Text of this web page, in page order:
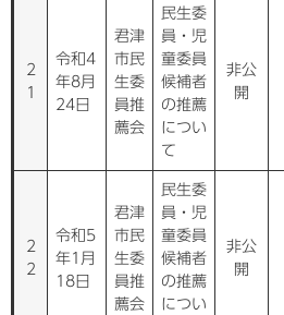
2
1
令和4
年8月
24日
君津
市民
生委
員推
薦会
民生委
員・児
童委員
候補者
の推薦
につい
て
非公
開
2
2
令和5
年1月
18日
君津
市民
生委
員推
薦会
民生委
員・児
童委員
候補者
の推薦
につい
非公
開